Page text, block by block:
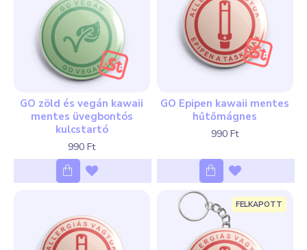
GO zöld és vegán kawaii
mentes üvegbontós
kulcstartó
990 Ft
GO Epipen kawaii mentes
hűtőmágnes
990 Ft
FELKAPOTT